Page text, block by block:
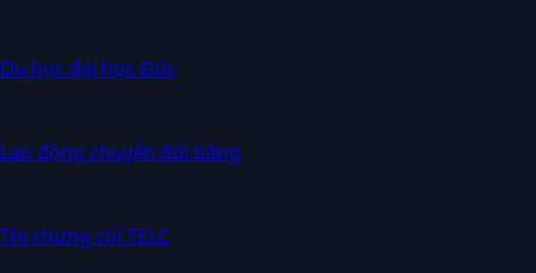
Du học đại học Đức
Lao động chuyển đổi bằng
Thi chứng chỉ TELC